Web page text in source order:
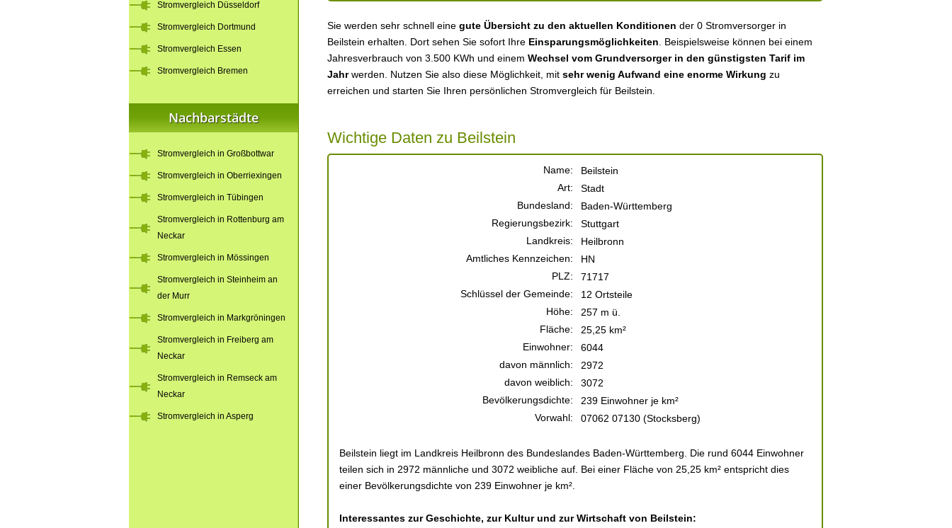
Sie werden sehr schnell eine gute Übersicht zu den aktuellen Konditionen der 0 Stromversorger in
Beilstein erhalten. Dort sehen Sie sofort Ihre Einsparungsmöglichkeiten . Beispielsweise können bei einem
Jahresverbrauch von 3.500 KWh und einem Wechsel vom Grundversorger in den günstigsten Tarif im
Jahrwerden. Nutzen Sie also diese Möglichkeit, mit sehr wenig Aufwand eine enorme Wirkung zu
erreichen und starten Sie Ihren persönlichen Stromvergleich für Beilstein.
Wichtige Daten zu Beilstein
Name:
Beilstein
Art:
Stadt
Bundesland:
Baden-Württemberg
Regierungsbezirk:
Stuttgart
Landkreis:
Heilbronn
Amtliches Kennzeichen:
HN
PLZ:
71717
Schlüssel der Gemeinde:
12 Ortsteile
Höhe:
257 m ü.
Fläche:
25,25 km²
Einwohner:
6044
davon männlich:
2972
davon weiblich:
3072
Bevölkerungsdichte:
239 Einwohner je km²
Vorwahl:
07062 07130 (Stocksberg)
Beilstein liegt im Landkreis Heilbronn des Bundeslandes Baden-Württemberg. Die rund 6044 Einwohner
teilen sich in 2972 männliche und 3072 weibliche auf. Bei einer Fläche von 25,25 km² entspricht dies
einer Bevölkerungsdichte von 239 Einwohner je km².
Interessantes zur Geschichte, zur Kultur und zur Wirtschaft von Beilstein:
Stromvergleich Düsseldorf
Stromvergleich Dortmund
Stromvergleich Essen
Stromvergleich Bremen
Nachbarstädte
Stromvergleich in Großbottwar
Stromvergleich in Oberriexingen
Stromvergleich in Tübingen
Stromvergleich in Rottenburg am
Neckar
Stromvergleich in Mössingen
Stromvergleich in Steinheim an
der Murr
Stromvergleich in Markgröningen
Stromvergleich in Freiberg am
Neckar
Stromvergleich in Remseck am
Neckar
Stromvergleich in Asperg